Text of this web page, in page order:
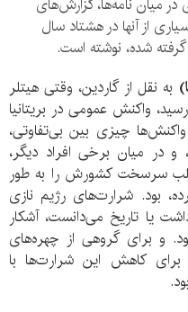
نامه‌ها، گزارش‌های
از آنها در هشتاد سال
شده، نوشته است.
به نقل از گاردین، وقتی هیتلر
به قدرت رسید، واکنش عمومی در بریتانیا
چیزی بین بی‌تفاوتی،
و در میان برخی افراد دیگر،
سرسخت کشورش را به طور
بود. شرارت‌های رژیم نازی
یا تاریخ می‌دانست، آشکار
و برای گروهی از چهره‌های
کاهش این شرارت‌ها با